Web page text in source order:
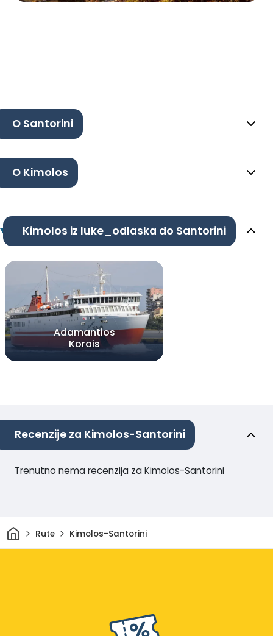
O Santorini
O Kimolos
Kimolos iz luke_odlaska do Santorini
Adamantios
Korais
Recenzije za Kimolos-Santorini
Trenutno nema recenzija za Kimolos-Santorini
DomRute Kimolos-Santorini